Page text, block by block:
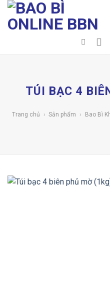
Chuyển
đến
nội
TÚI BẠC 4
Trang chủ › Sản phẩm › Bao Bì